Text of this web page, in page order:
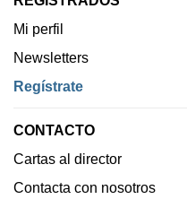
Mi perfil
Newsletters
Regístrate
CONTACTO
Cartas al director
Contacta con nosotros